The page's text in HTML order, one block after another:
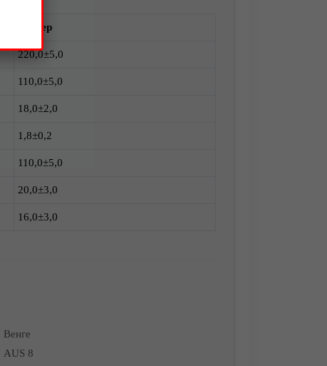
Размер
220,0±5,0
110,0±5,0
18,0±2,0
1,8±0,2
110,0±5,0
20,0±3,0
16,0±3,0
Венге
AUS 8